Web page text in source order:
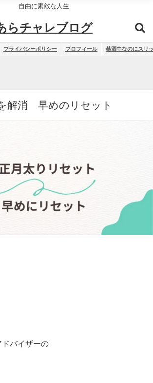
自由に素敵な人生
らチャレブログ
プライバシーポリシー プロフィール 禁酒中なのにスリ
解消 早めのリセット
バイザーの